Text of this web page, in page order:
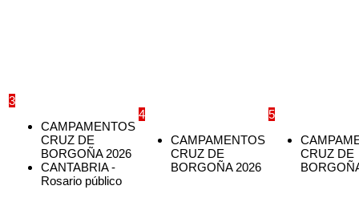
3
CAMPAMENTOS
CRUZ DE
BORGOÑA 2026
CANTABRIA -
Rosario público
4
CAMPAMENTOS
CRUZ DE
BORGOÑA 2026
5
CRUZ DE